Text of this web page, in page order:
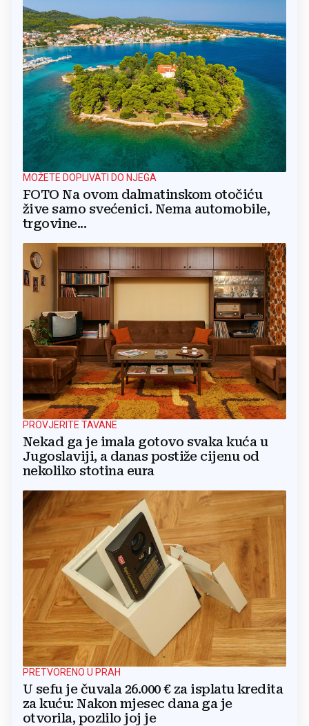
MOŽETE DOPLIVATI DO NJEGA
FOTO Na ovom dalmatinskom otočiću
žive samo svećenici. Nema automobile,
trgovine...
PROVJERITE TAVANE
Nekad ga je imala gotovo svaka kuća u
Jugoslaviji, a danas postiže cijenu od
nekoliko stotina eura
PRETVORENO U PRAH
U sefu je čuvala 26.000 € za isplatu kredita
za kuću: Nakon mjesec dana ga je
otvorila, pozlilo joj je